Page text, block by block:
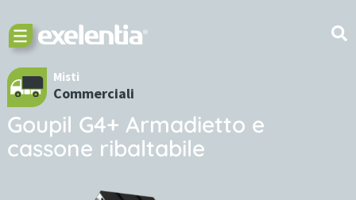
Misti
Commerciali
Goupil G4+ Armadietto e
cassone ribaltabile